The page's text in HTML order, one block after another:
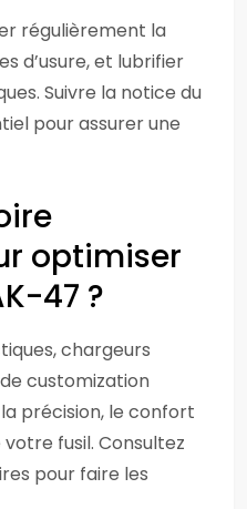
régulièrement la
d’usure, et lubrifier
Suivre la notice du
pour assurer une
optimiser
47 ?
chargeurs
customization
précision, le confort
fusil. Consultez
pour faire les